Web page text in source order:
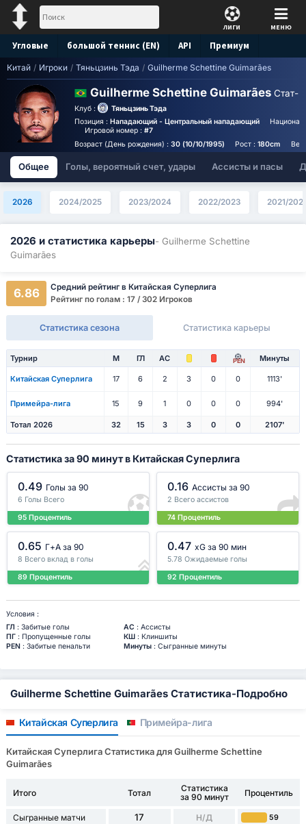
ЛИГИ МЕНЮ
Угловые большой теннис (EN) API Премиум
Прогноз
Китай / Игроки / Тяньцзинь Тэда / Guilherme Schettine Guimarães
Guilherme Schettine Guimarães Стат-
Клуб :
Тяньцзинь Тэда
Позиция : Нападающий - Центральный нападающий
Игровой номер :#7
Возраст (День рождения) : 30 (10/10/1995) Рост :180cm
Общее Голы, вероятный счет, удары Ассисты и пасы
2026 2024/2025 2023/2024 2022/2023 2021/
2026 и статистика карьеры- Guilherme Schettine
Guimarães
6.86
Средний рейтинг в Китайская Суперлига
Рейтинг по голам : 17 / 302 Игроков
Статистика сезона Статистика карьеры
Турнир М ГЛ АС PEN Минуты
Китайская Суперлига 17 6 2 3 0 0 1113'
Примейра-лига 15 9 1 0 0 0 994'
Тотал 2026 32 15 3 3 0 0 2107'
Статистика за 90 минут в Китайская Суперлига
0.49 Голы за 90
6 Голы Всего
95 Процентиль
0.16 Ассисты за 90
2 Всего ассистов
74 Процентиль
0.65 Г+A за 90
8 Всего вклад в голы
89 Процентиль
0.47 xG за 90 мин
5.78 Ожидаемые голы
92 Процентиль
Условия :
ГЛ : Забитые голы АС : Ассисты
ПГ: Пропущенные голы КШ: Клиншиты
PEN: Забитые пенальти Минуты: Сыгранные минуты
Guilherme Schettine Guimarães Статистика-Подробно
Китайская Суперлига Примейра-лига
Китайская Суперлига Статистика для Guilherme Schettine
Guimarães
Итого Тотал
Статистика
за 90 минут
Процентиль
Сыгранные матчи 17 Н/Д 59